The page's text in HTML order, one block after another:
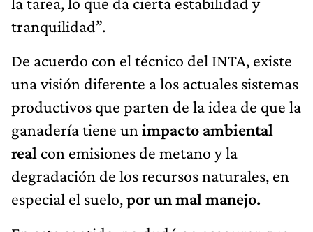
tranquilidad”.
De acuerdo con el técnico del INTA, existe
una visión diferente a los actuales sistemas
productivos que parten de la idea de que la
ganadería tiene un impacto ambiental
real con emisiones de metano y la
degradación de los recursos naturales, en
especial el suelo,por un mal manejo.